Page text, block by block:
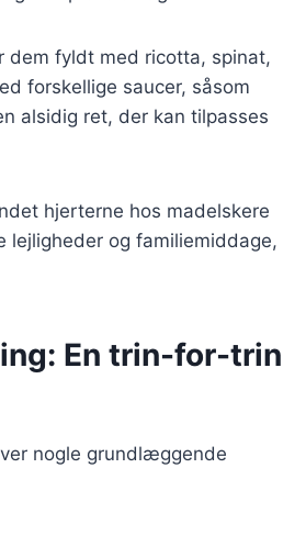
dem fyldt med ricotta, spinat,
forskellige saucer, såsom
alsidig ret, der kan tilpasses
hjerterne hos madelskere
lejligheder og familiemiddage,
En trin-for-trin
nogle grundlæggende